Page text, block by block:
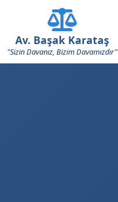
Av. Başak Karataş
"Sizin Davanız, Bizim Davamızdır"